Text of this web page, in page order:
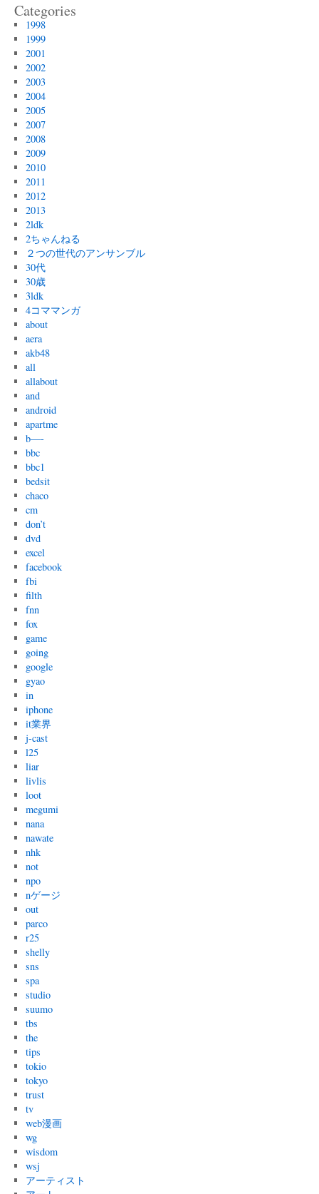
Categories
1998
1999
2001
2002
2003
2004
2005
2007
2008
2009
2010
2011
2012
2013
2ldk
2ちゃんねる
２つの世代のアンサンブル
30代
30歳
3ldk
4コママンガ
about
aera
akb48
all
allabout
and
android
apartme
b—-
bbc
bbc1
bedsit
chaco
cm
don’t
dvd
excel
facebook
fbi
filth
fnn
fox
game
going
google
gyao
in
iphone
it業界
j-cast
l25
liar
livlis
loot
megumi
nana
nawate
nhk
not
npo
nゲージ
out
parco
r25
shelly
sns
spa
studio
suumo
tbs
the
tips
tokio
tokyo
trust
tv
web漫画
wg
wisdom
wsj
アーティスト